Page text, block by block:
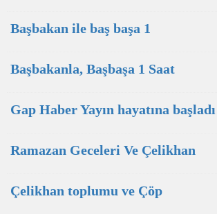
Başbakan ile baş başa 1
Başbakanla, Başbaşa 1 Saat
Gap Haber Yayın hayatına başladı
Ramazan Geceleri Ve Çelikhan
Çelikhan toplumu ve Çöp